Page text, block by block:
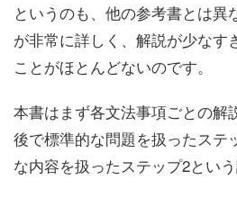
というのも、他の参考書とは異
が非常に詳しく、解説が少なす
ことがほとんどないのです。
本書はまず各文法事項ごとの解
後で標準的な問題を扱ったステ
な内容を扱ったステップ2という